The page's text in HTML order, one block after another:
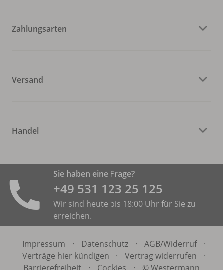
Zahlungsarten
Versand
Handel
Sie haben eine Frage?
+49 531 ­123 25 125
Wir sind heute bis 18:00 Uhr für Sie zu
erreichen.
Impressum · Datenschutz · AGB/Widerruf
·
Verträge hier kündigen
· Vertrag widerrufen
·
Barrierefreiheit
· Cookies · © Westermann